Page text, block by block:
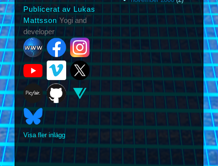
Publicerat av Lukas
MattssonYogi and
developer
Visa fler inlägg